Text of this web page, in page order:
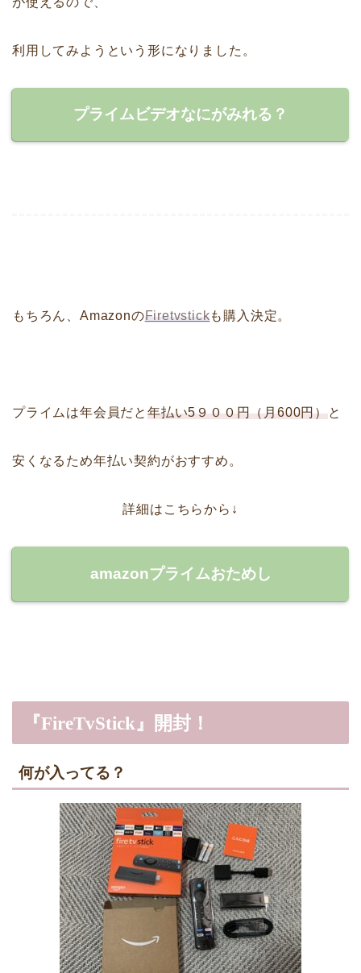
利用してみようという形になりました。
プライムビデオなにがみれる？
もちろん、AmazonのFiretvstickも購入決定。
プライムは年会員だと 年払い5９００円（月600円）と
安くなるため年払い契約がおすすめ。
詳細はこちらから↓
amazonプライムおためし
『FireTvStick』開封！
何が入ってる？